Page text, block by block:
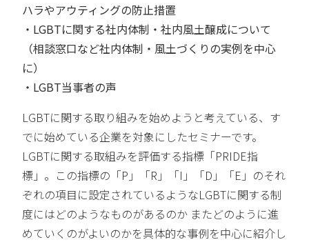
ハラやアウティングの防止措置
・LGBTに関する社内体制・社内風土醸成について
（相談窓口など社内体制・風土づくりの実例を中心
に）
・LGBT当事者の声
LGBTに関する取り組みを始めようと考えている、す
でに始めている企業を対象にしたセミナーです。
LGBTに関する取組みを評価する指標「PRIDE指
標」。この指標の「P」「R」「I」「D」「E」のそれ
ぞれの項目に設定されているようなLGBTに関する制
度にはどのようなものがあるのか またどのように進
めていくのがよいのかを具体的な事例を中心に紹介し